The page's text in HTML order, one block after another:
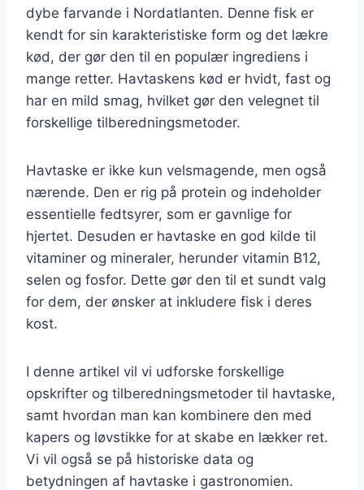
dybe farvande i Nordatlanten. Denne fisk er
kendt for sin karakteristiske form og det lækre
kød, der gør den til en populær ingrediens i
mange retter. Havtaskens kød er hvidt, fast og
har en mild smag, hvilket gør den velegnet til
forskellige tilberedningsmetoder.
Havtaske er ikke kun velsmagende, men også
nærende. Den er rig på protein og indeholder
essentielle fedtsyrer, som er gavnlige for
hjertet. Desuden er havtaske en god kilde til
vitaminer og mineraler, herunder vitamin B12,
selen og fosfor. Dette gør den til et sundt valg
for dem, der ønsker at inkludere fisk i deres
kost.
I denne artikel vil vi udforske forskellige
opskrifter og tilberedningsmetoder til havtaske,
samt hvordan man kan kombinere den med
kapers og løvstikke for at skabe en lækker ret.
Vi vil også se på historiske data og
betydningen af havtaske i gastronomien.